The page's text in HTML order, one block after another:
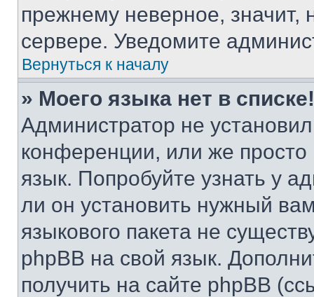
прежнему неверное, значит,
сервере. Уведомите
Вернуться к началу
» Моего языка нет в списке!
Администратор не
конференции, или же
язык. Попробуйте узнать у
ли он установить нужный
языкового пакета не
phpBB на свой язык.
получить на сайте phpBB